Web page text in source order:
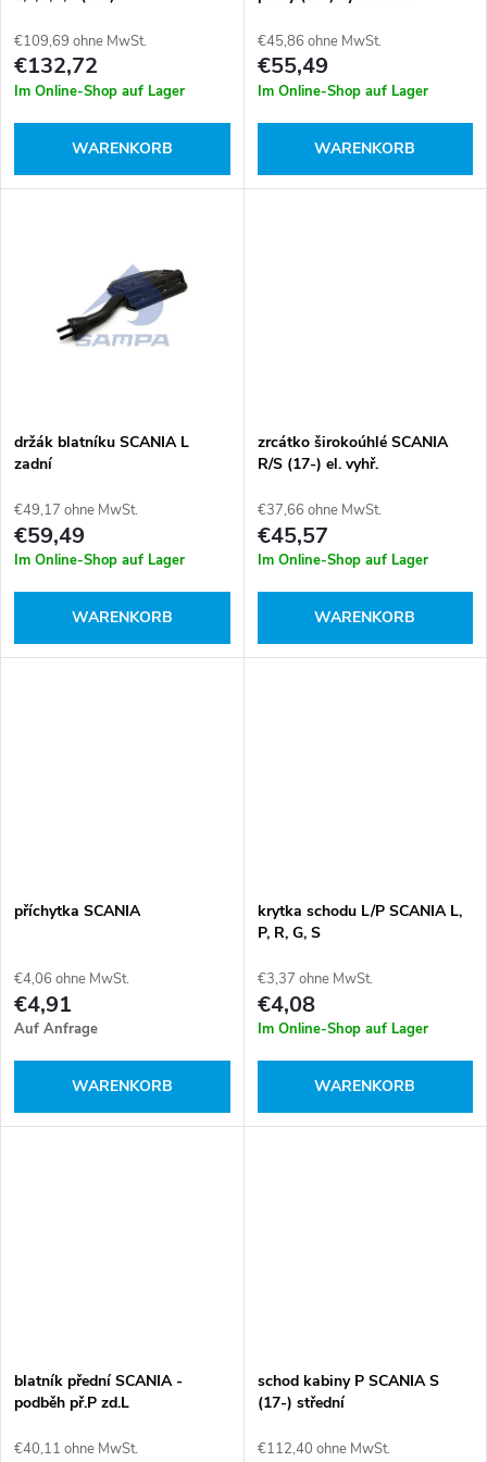
s
o
t
u
n
g
d
e
r
P
k
t
e
€109,69 ohne MwSt.
€132,72
Im Online-Shop auf Lager
WARENKORB
€45,86 ohne MwSt.
€55,49
Im Online-Shop auf Lager
WARENKORB
držák blatníku SCANIA L
zadní
€49,17 ohne MwSt.
€59,49
Im Online-Shop auf Lager
WARENKORB
zrcátko širokoúhlé SCANIA
R/S (17-) el. vyhř.
€37,66 ohne MwSt.
€45,57
Im Online-Shop auf Lager
WARENKORB
příchytka SCANIA
€4,06 ohne MwSt.
€4,91
Auf Anfrage
WARENKORB
krytka schodu L/P SCANIA L,
P, R, G, S
€3,37 ohne MwSt.
€4,08
Im Online-Shop auf Lager
WARENKORB
blatník přední SCANIA -
podběh př.P zd.L
€40,11 ohne MwSt.
schod kabiny P SCANIA S
(17-) střední
€112,40 ohne MwSt.